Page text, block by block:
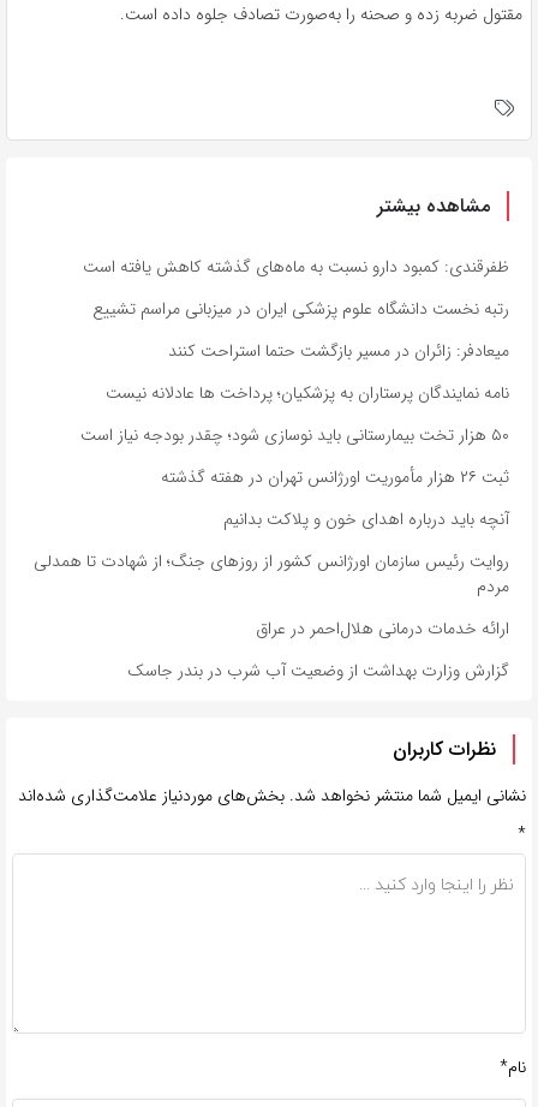
مقتول ضربه زده و صحنه را به‌صورت تصادف جلوه داده است.
مشاهده بیشتر
ظفرقندی: کمبود دارو نسبت به ماه‌های گذشته کاهش یافته است
رتبه نخست دانشگاه علوم پزشکی ایران در میزبانی مراسم تشییع
میعادفر: زائران در مسیر بازگشت حتما استراحت کنند
نامه نمایندگان پرستاران به پزشکیان؛ پرداخت ها عادلانه نیست
۵۰ هزار تخت بیمارستانی باید نوسازی شود؛ چقدر بودجه نیاز است
ثبت ۲۶ هزار مأموریت اورژانس تهران در هفته گذشته
آنچه باید درباره اهدای خون و پلاکت بدانیم
روایت رئیس سازمان اورژانس کشور از روزهای جنگ؛ از شهادت تا همدلی
مردم
ارائه خدمات درمانی هلال‌احمر در عراق
گزارش وزارت بهداشت از وضعیت آب شرب در بندر جاسک
نظرات کاربران
نشانی ایمیل شما منتشر نخواهد شد. بخش‌های موردنیاز علامت‌گذاری شده‌اند
*
نام*